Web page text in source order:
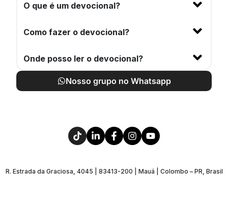
O que é um devocional?
Como fazer o devocional?
Onde posso ler o devocional?
Nosso grupo no Whatsapp
R. Estrada da Graciosa, 4045 | 83413-200 | Mauá | Colombo – PR, Brasil